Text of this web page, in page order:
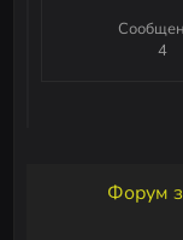
4
Форум